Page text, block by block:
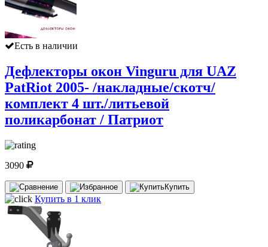
Есть в наличии
Дефлекторы окон Vinguru для UAZ
PatRiot 2005- /накладные/скотч/
комплект 4 шт./литьевой
поликарбонат / Патриот
3090
Купить
Купить в 1 клик